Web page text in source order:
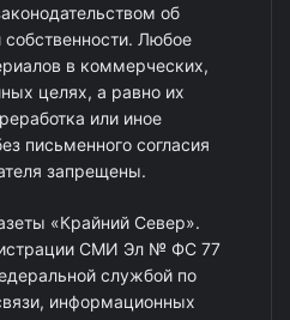
об
собственности. Любое
в коммерческих,
целях, а равно их
или иное
письменного согласия
запрещены.
«Крайний Север».
СМИ Эл № ФС 77
службой по
информационных